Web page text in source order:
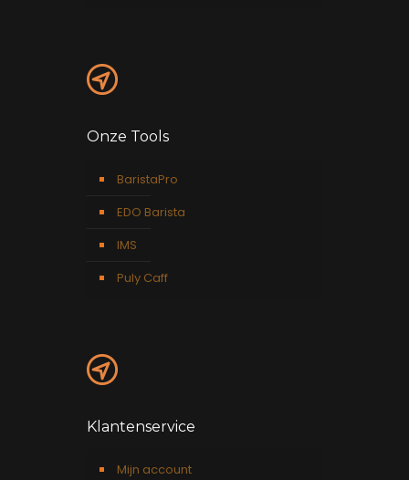
Onze Tools
BaristaPro
EDO Barista
IMS
Puly Caff
Klantenservice
Mijn account